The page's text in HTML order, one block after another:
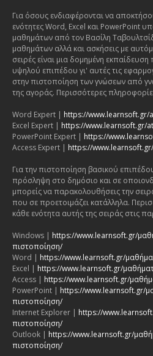
Για όσους ενδιαφέρονται να
ενότητες Word, Excel και PowerPoint
μαθημάτων από τον Βασίλη
μαθημάτων αλλά και ασκήσεις με
σειρές είναι μια δομημένη
υψηλού επιπέδου γι' αυτές τις
στην πιστοποίηση των γνώσεων από
της αγοράς. Περισσότερες
Word Expert | https://
Excel Expert | https://www.learnsoft.gr/
PowerPoint Expert | https://
Access Expert | https://
Για την πιστοποίηση βασικού
πρόσληψη στο δημόσιο και σε
μπορείς να παρακολουθήσεις την
που σε προετοιμάζει κατάλληλα.
κάθε ενότητα αυτής της σειράς στις
Windows | https://www.learnsoft.gr/
πιστοποίηση/
Word | https://www.learnsoft.gr/
Excel | https://www.learnsoft.gr/
Access | https://www.learnsoft.gr/
PowerPoint | https://www.learnsoft.gr/
πιστοποίηση/
Internet Explorer | https://
πιστοποίηση/
Outlook | https://www.learnsoft.gr/
πιστοποίηση/